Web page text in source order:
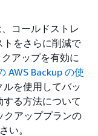
コールドストレ
トをさらに削減で
アップを有効に
AWS Backup の使
ルを使用してバッ
る方法について
クアッププランの
い。